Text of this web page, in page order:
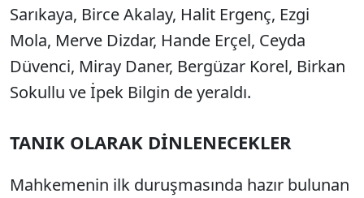
Sarıkaya, Birce Akalay, Halit Ergenç, Ezgi
Mola, Merve Dizdar, Hande Erçel, Ceyda
Düvenci, Miray Daner, Bergüzar Korel, Birkan
Sokullu ve İpek Bilgin de yeraldı.
TANIK OLARAK DİNLENECEKLER
Mahkemenin ilk duruşmasında hazır bulunan